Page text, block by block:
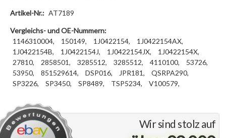
Wir sind stolz auf
Artikel-Nr.: AT7189
Vergleichs- und OE-Nummern:
1146310004,
150149, 1J0422154,
1J0422154AX,
1J0422154B,
1J0422154J, 1J0422154JX,
1J0422154X,
27810,
2858501, 3285512, 3285512, 4110100,
53726,
53950,
851529614, DSP016, JPR181,
QSRPA290,
SP3226,
SP3450, SP8489, TSP5234, V100579,